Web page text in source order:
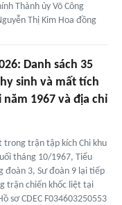
Thành ủy Võ Công
Thị Kim Hoa đồng
Danh sách 35
sinh và mất tích
1967 và địa chỉ
trong trận tập kích Chi khu
tháng 10/1967, Tiểu
đoàn 3, Sư đoàn 9 lại tiếp
trận chiến khốc liệt tại
sơ CDEC F034603250553